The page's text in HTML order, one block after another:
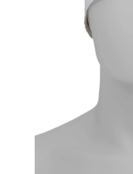
Doprava, platba a
Formulár na výmenu tovaru
Akcie v predajniach